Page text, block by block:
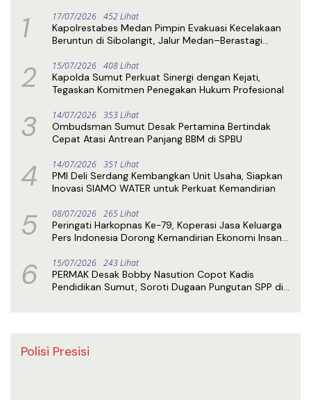
1 17/07/2026 452 Lihat
Kapolrestabes Medan Pimpin Evakuasi Kecelakaan
Beruntun di Sibolangit, Jalur Medan–Berastagi
2 15/07/2026 408 Lihat
Kapolda Sumut Perkuat Sinergi dengan Kejati,
Tegaskan Komitmen Penegakan Hukum Profesional
3 14/07/2026 353 Lihat
Ombudsman Sumut Desak Pertamina Bertindak
Cepat Atasi Antrean Panjang BBM di SPBU
4 14/07/2026 351 Lihat
PMI Deli Serdang Kembangkan Unit Usaha, Siapkan
Inovasi SIAMO WATER untuk Perkuat Kemandirian
5 08/07/2026 265 Lihat
Peringati Harkopnas Ke-79, Koperasi Jasa Keluarga
Pers Indonesia Dorong Kemandirian Ekonomi Insan
6 15/07/2026 243 Lihat
PERMAK Desak Bobby Nasution Copot Kadis
Pendidikan Sumut, Soroti Dugaan Pungutan SPP di
Polisi Presisi